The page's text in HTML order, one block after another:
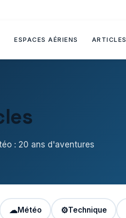
ESPACES AÉRIENS ARTICLES
: 20 ans d'aventures
☁Météo ⚙Technique